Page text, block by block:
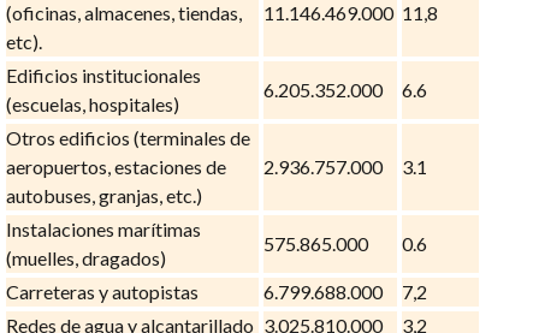
(oficinas, almacenes, tiendas,
etc).
11.146.469.000 11,8
Edificios institucionales
(escuelas, hospitales)
6.205.352.000 6.6
Otros edificios (terminales de
aeropuertos, estaciones de
autobuses, granjas, etc.)
2.936.757.000 3.1
Instalaciones marítimas
(muelles, dragados)
575.865.000 0.6
Carreteras y autopistas 6.799.688.000
7,2
Redes de agua y alcantarillado 3.025.810.000
3,2